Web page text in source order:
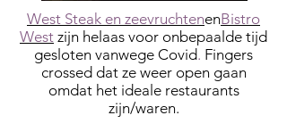
West Steak en zeevruchtenenBistro
West zijn helaas voor onbepaalde tijd
gesloten vanwege Covid. Fingers
crossed dat ze weer open gaan
omdat het ideale restaurants
zijn/waren.